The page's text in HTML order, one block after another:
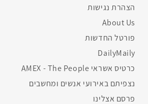
הצהרת נגישות
About Us
פורטל החדשות
DailyMaily
כרטיס אשראי AMEX - The People
נצפיתם באירועי אנשים ומחשבים
פרסם אצלינו